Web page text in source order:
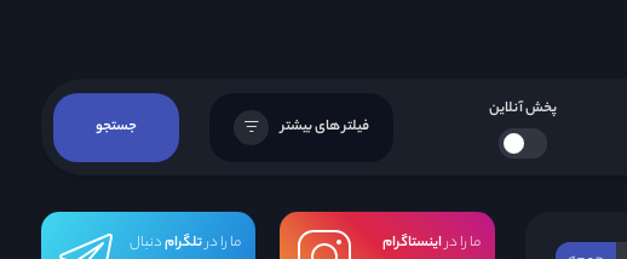
پخش آنلاین
فیلتر های بیشتر جستجو
ما را دراینستاگرام
ما را درتلگرامدنبال